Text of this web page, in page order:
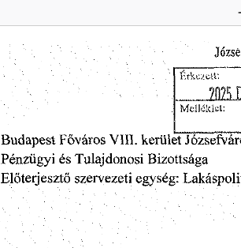
Melléklet:
Budapest Főváros Vili, kerület
Pénzügyi és Tulajdonosi Bizottsága
Előterjesztő szervezeti egység: